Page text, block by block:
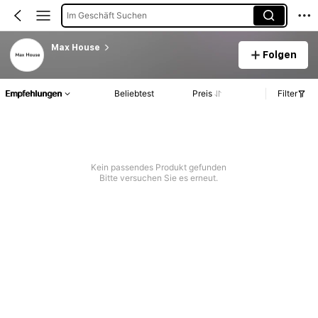
Im Geschäft Suchen
Max House
Folgen
Empfehlungen Beliebtest Preis Filter
Kein passendes Produkt gefunden
Bitte versuchen Sie es erneut.